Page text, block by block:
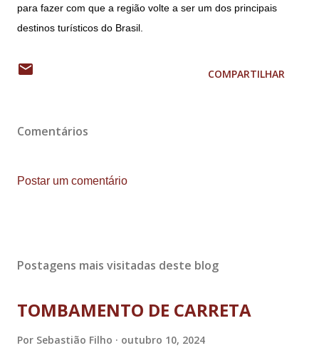
para fazer com que a região volte a ser um dos principais
destinos turísticos do Brasil.
COMPARTILHAR
Comentários
Postar um comentário
Postagens mais visitadas deste blog
TOMBAMENTO DE CARRETA
Por Sebastião Filho outubro 10, 2024